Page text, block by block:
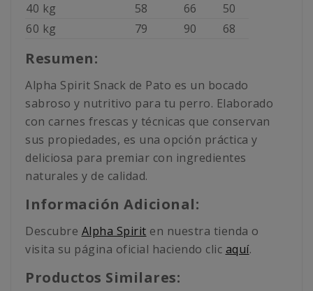
40 kg
58 66
50
60 kg
79 90 68
Resumen:
Alpha Spirit Snack de Pato es un bocado
sabroso y nutritivo para tu perro. Elaborado
con carnes frescas y técnicas que conservan
sus propiedades, es una opción práctica y
deliciosa para premiar con ingredientes
naturales y de calidad.
Información Adicional:
Descubre Alpha Spirit en nuestra tienda o
visita su página oficial haciendo clic aquí.
Productos Similares: